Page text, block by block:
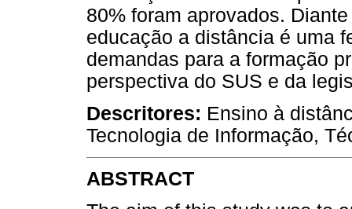
80% foram aprovados.
educação a distância é uma
demandas para a formação
perspectiva do SUS e da
Descritores: Ensino à
Tecnologia de Informação,
ABSTRACT